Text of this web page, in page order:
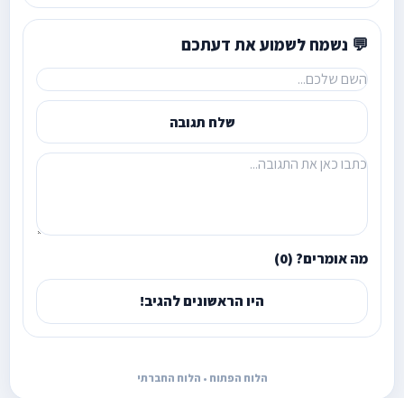
💬 נשמח לשמוע את דעתכם
שלח תגובה
מה אומרים? (0)
היו הראשונים להגיב!
הלוח הפתוח • הלוח החברתי